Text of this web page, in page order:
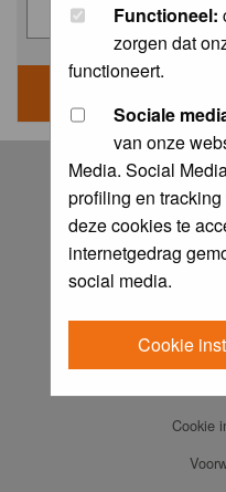
Functioneel:
zorgen dat
functioneert.
Sociale
van onze
Media. Social
profiling en
deze cookies te
internetgedrag
social media.
Cookie
Cookie